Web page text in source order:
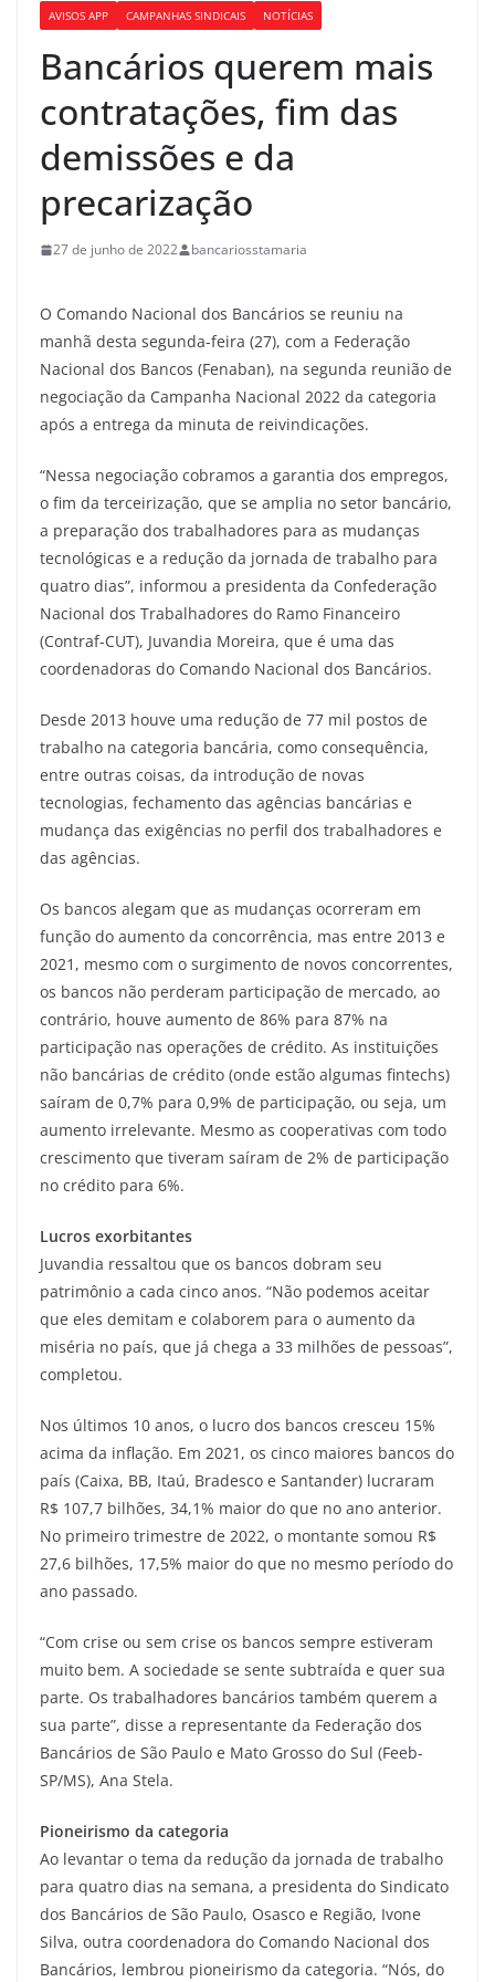
AVISOS APP CAMPANHAS SINDICAIS NOTÍCIAS
Bancários querem mais
contratações, fim das
demissões e da
precarização
27 de junho de 2022 bancariosstamaria
O Comando Nacional dos Bancários se reuniu na
manhã desta segunda-feira (27), com a Federação
Nacional dos Bancos (Fenaban), na segunda reunião de
negociação da Campanha Nacional 2022 da categoria
após a entrega da minuta de reivindicações.
“Nessa negociação cobramos a garantia dos empregos,
o fim da terceirização, que se amplia no setor bancário,
a preparação dos trabalhadores para as mudanças
tecnológicas e a redução da jornada de trabalho para
quatro dias”, informou a presidenta da Confederação
Nacional dos Trabalhadores do Ramo Financeiro
(Contraf-CUT), Juvandia Moreira, que é uma das
coordenadoras do Comando Nacional dos Bancários.
Desde 2013 houve uma redução de 77 mil postos de
trabalho na categoria bancária, como consequência,
entre outras coisas, da introdução de novas
tecnologias, fechamento das agências bancárias e
mudança das exigências no perfil dos trabalhadores e
das agências.
Os bancos alegam que as mudanças ocorreram em
função do aumento da concorrência, mas entre 2013 e
2021, mesmo com o surgimento de novos concorrentes,
os bancos não perderam participação de mercado, ao
contrário, houve aumento de 86% para 87% na
participação nas operações de crédito. As instituições
não bancárias de crédito (onde estão algumas fintechs)
saíram de 0,7% para 0,9% de participação, ou seja, um
aumento irrelevante. Mesmo as cooperativas com todo
crescimento que tiveram saíram de 2% de participação
no crédito para 6%.
Lucros exorbitantes
Juvandia ressaltou que os bancos dobram seu
patrimônio a cada cinco anos. “Não podemos aceitar
que eles demitam e colaborem para o aumento da
miséria no país, que já chega a 33 milhões de pessoas”,
completou.
Nos últimos 10 anos, o lucro dos bancos cresceu 15%
acima da inflação. Em 2021, os cinco maiores bancos do
país (Caixa, BB, Itaú, Bradesco e Santander) lucraram
R$ 107,7 bilhões, 34,1% maior do que no ano anterior.
No primeiro trimestre de 2022, o montante somou R$
27,6 bilhões, 17,5% maior do que no mesmo período do
ano passado.
“Com crise ou sem crise os bancos sempre estiveram
muito bem. A sociedade se sente subtraída e quer sua
parte. Os trabalhadores bancários também querem a
sua parte”, disse a representante da Federação dos
Bancários de São Paulo e Mato Grosso do Sul (Feeb-
SP/MS), Ana Stela.
Pioneirismo da categoria
Ao levantar o tema da redução da jornada de trabalho
para quatro dias na semana, a presidenta do Sindicato
dos Bancários de São Paulo, Osasco e Região, Ivone
Silva, outra coordenadora do Comando Nacional dos
Bancários, lembrou pioneirismo da categoria. “Nós, do